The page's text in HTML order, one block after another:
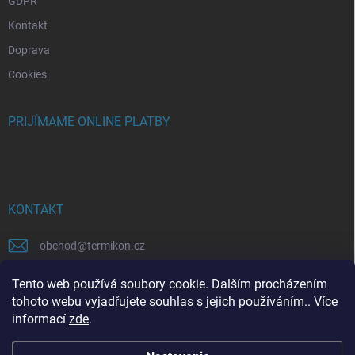
Tento web používá soubory cookie. Dalším procházením
tohoto webu vyjadřujete souhlas s jejich používáním.. Více
informací zde.
Kontakt
Doprava
Cookies
PRIJÍMAME ONLINE PLATBY
KONTAKT
obchod@termikon.cz
+420315559758